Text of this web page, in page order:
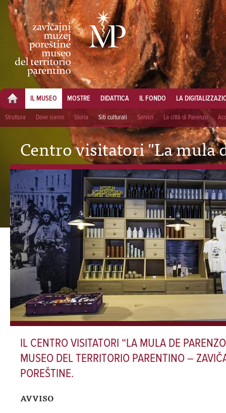
IL MUSEO MOSTRE DIDATTICA IL FONDO LA
Struttura Dove siamo Storia Siti culturali Servizi La città di Parenzo
Centro visitatori "La mula
IL CENTRO VISITATORI “LA MULA DE
MUSEO DEL TERRITORIO PARENTINO –
POREŠTINE.
AVVISO